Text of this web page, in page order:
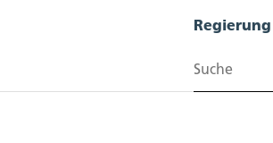
Regierung
Suchen